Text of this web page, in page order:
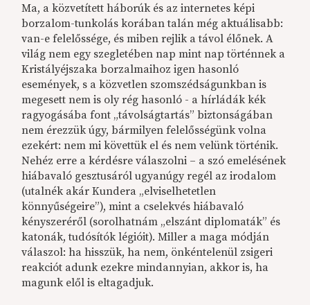
Ma, a közvetített háborúk és az internetes képi
borzalom-tunkolás korában talán még aktuálisabb:
van-e felelőssége, és miben rejlik a távol élőnek. A
világ nem egy szegletében nap mint nap történnek a
Kristályéjszaka borzalmaihoz igen hasonló
események, s a közvetlen szomszédságunkban is
megesett nem is oly rég hasonló - a hírládák kék
ragyogásába font „távolságtartás” biztonságában
nem érezzük úgy, bármilyen felelősségünk volna
ezekért: nem mi követtük el és nem velünk történik.
Nehéz erre a kérdésre válaszolni – a szó emelésének
hiábavaló gesztusáról ugyanúgy regél az irodalom
(utalnék akár Kundera „elviselhetetlen
könnyűségeire”), mint a cselekvés hiábavaló
kényszeréről (sorolhatnám „elszánt diplomaták” és
katonák, tudósítók légióit). Miller a maga módján
válaszol: ha hisszük, ha nem, önkéntelenül zsigeri
reakciót adunk ezekre mindannyian, akkor is, ha
magunk elől is eltagadjuk.